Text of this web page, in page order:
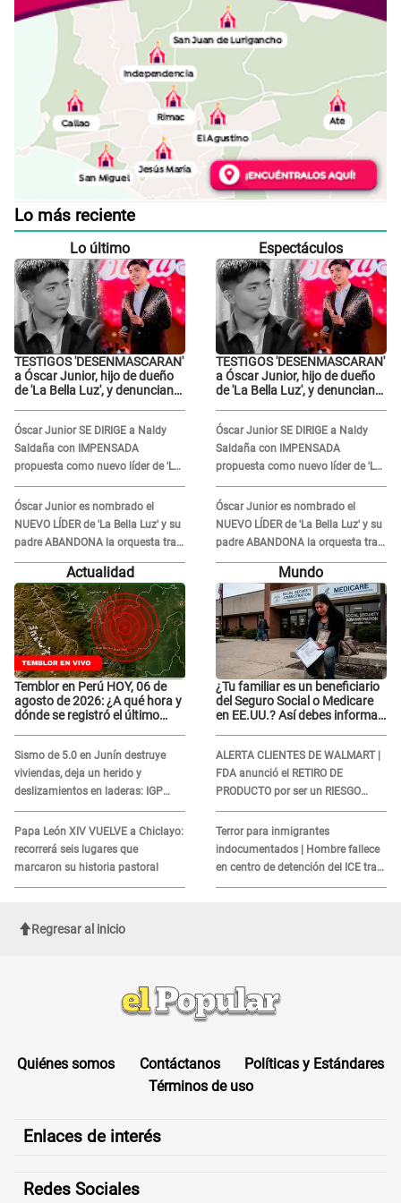
Lo más reciente
Lo último
TESTIGOS 'DESENMASCARAN'
a Óscar Junior, hijo de dueño
de 'La Bella Luz', y denuncian
humilla..."
Óscar Junior SE DIRIGE a Naldy
Saldaña con IMPENSADA
propuesta como nuevo líder de 'La
Bella Luz' tras denuncia: "Otro tipo
de ley..."
Óscar Junior es nombrado el
NUEVO LÍDER de 'La Bella Luz' y su
padre ABANDONA la orquesta tras
caso Naldy Saldaña: "Son
Espectáculos
TESTIGOS 'DESENMASCARAN'
a Óscar Junior, hijo de dueño
de 'La Bella Luz', y denuncian
humilla..."
Óscar Junior SE DIRIGE a Naldy
Saldaña con IMPENSADA
propuesta como nuevo líder de 'La
Bella Luz' tras denuncia: "Otro tipo
de ley..."
Óscar Junior es nombrado el
NUEVO LÍDER de 'La Bella Luz' y su
padre ABANDONA la orquesta tras
caso Naldy Saldaña: "Son
Actualidad
Temblor en Perú HOY, 06 de
agosto de 2026: ¿A qué hora y
dónde se registró el último
Sismo de 5.0 en Junín destruye
viviendas, deja un herido y
deslizamientos en laderas: IGP
alerta sobre posibles réplicas
Papa León XIV VUELVE a Chiclayo:
recorrerá seis lugares que
marcaron su historia pastoral
Mundo
¿Tu familiar es un beneficiario
del Seguro Social o Medicare
en EE.UU.? Así debes informar
ALERTA CLIENTES DE WALMART |
FDA anunció el RETIRO DE
PRODUCTO por ser un RIESGO
MORTAL para consumidores: ¿Cuál
es?
Terror para inmigrantes
indocumentados | Hombre fallece
en centro de detención del ICE tras
sufrir una "emergencia médica"
Regresar al inicio
Quiénes somos Contáctanos
Políticas y Estándares
Términos de uso
Enlaces de interés
Redes Sociales